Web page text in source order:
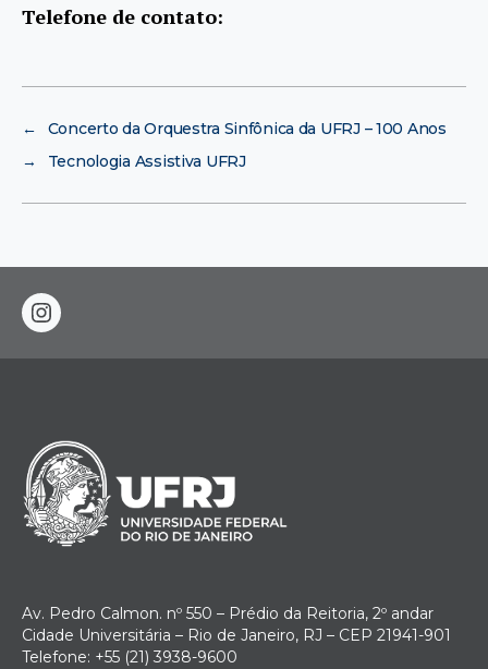
Telefone de contato:
←
Concerto da Orquestra Sinfônica da UFRJ – 100 Anos
→
Tecnologia Assistiva UFRJ
instagram
Av. Pedro Calmon. nº 550 – Prédio da Reitoria, 2º andar
Cidade Universitária – Rio de Janeiro, RJ – CEP 21941-901
Telefone: +55 (21) 3938-9600